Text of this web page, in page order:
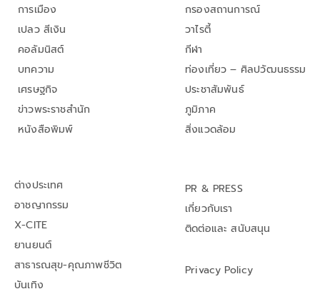
การเมือง
เปลว สีเงิน
คอลัมนิสต์
บทความ
เศรษฐกิจ
ข่าวพระราชสำนัก
หนังสือพิมพ์
กรองสถานการณ์
วาไรตี้
กีฬา
ท่องเที่ยว – ศิลปวัฒนธรรม
ประชาสัมพันธ์
ภูมิภาค
สิ่งแวดล้อม
ต่างประเทศ
อาชญากรรม
X-CITE
ยานยนต์
สาธารณสุข-คุณภาพชีวิต
บันเทิง
PR & PRESS
เกี่ยวกับเรา
ติดต่อและ สนับสนุน
Privacy Policy